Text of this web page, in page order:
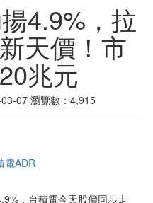
4.9%，拉
天價！市
兆元
07 瀏覽數：4,915
電ADR
，台積電今天股價同步走